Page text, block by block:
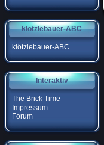
klötzlebauer-ABC
klötzlebauer-ABC
Interaktiv
The Brick Time
Impressum
Forum